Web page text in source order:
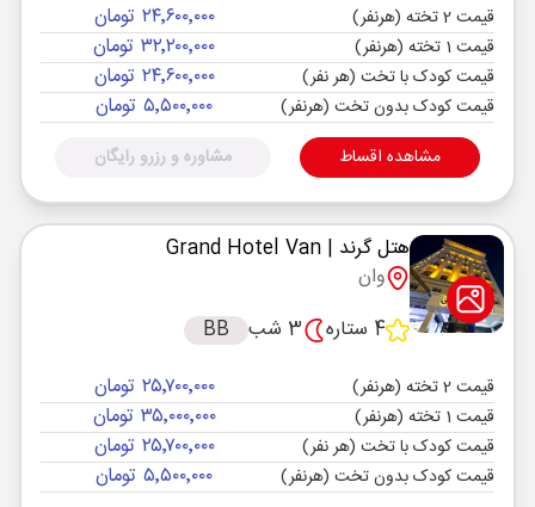
قیمت 2 تخته (هرنفر) ۲۴٬۶۰۰٬۰۰۰ تومان
قیمت 1 تخته (هرنفر) ۳۲٬۲۰۰٬۰۰۰ تومان
قیمت کودک با تخت (هر نفر) ۲۴٬۶۰۰٬۰۰۰ تومان
قیمت کودک بدون تخت (هرنفر) ۵٬۵۰۰٬۰۰۰ تومان
مشاهده اقساط مشاوره و رزرو رایگان
هتل گرند | Grand Hotel Van
وان
4 ستاره
3 شب BB
قیمت 2 تخته (هرنفر) ۲۵٬۷۰۰٬۰۰۰ تومان
قیمت 1 تخته (هرنفر) ۳۵٬۰۰۰٬۰۰۰ تومان
قیمت کودک با تخت (هر نفر) ۲۵٬۷۰۰٬۰۰۰ تومان
قیمت کودک بدون تخت (هرنفر) ۵٬۵۰۰٬۰۰۰ تومان